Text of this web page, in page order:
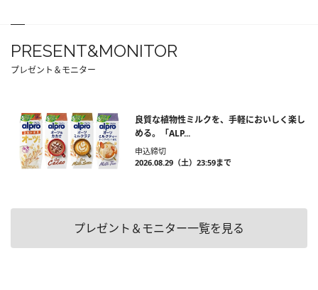
PRESENT&MONITOR
プレゼント＆モニター
良質な植物性ミルクを、手軽においしく楽し
める。「ALP...
申込締切
2026.08.29（土）23:59まで
プレゼント＆モニター一覧を見る